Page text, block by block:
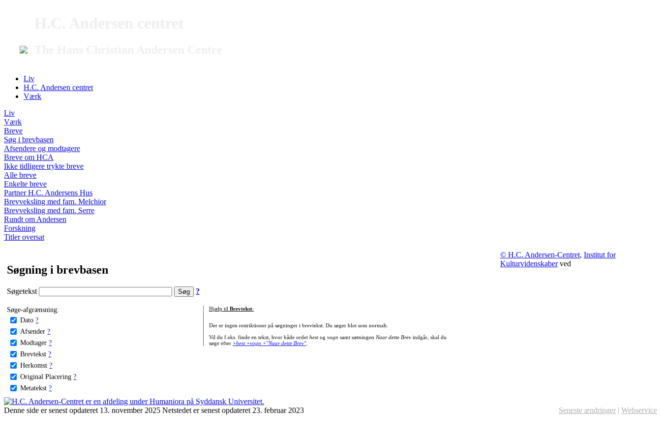
Liv
H.C. Andersen centret
Værk
Liv
Værk
Breve
Søg i brevbasen
Afsendere og modtagere
Breve om HCA
Ikke tidligere trykte breve
Alle breve
Enkelte breve
Partner H.C. Andersens Hus
Brevveksling med fam. Melchior
Brevveksling med fam. Serre
Rundt om Andersen
Forskning
Titler oversat
Søgning i brevbasen
Søgetekst ?
Søge-afgrænsning:
Dato ?
Afsender ?
Modtager ?
Brevtekst ?
Herkomst ?
Original Placering ?
Metatekst ?
Hjælp til Brevtekst:
Der er ingen restriktioner på søgninger i brevtekst. Du søger blot som normalt.
Vil du f.eks. finde en tekst, hvor både ordet hestog vogn samt sætningen Naar dette Brevindgår, skal du
søge efter +hest +vogn +"Naar dette Brev".
© H.C. Andersen-Centret, Institut for
Kulturvidenskaberved
Denne side er senest opdateret 13. november 2025 Netstedet er senest opdateret 23. februar 2023 Seneste ændringer | Webservice